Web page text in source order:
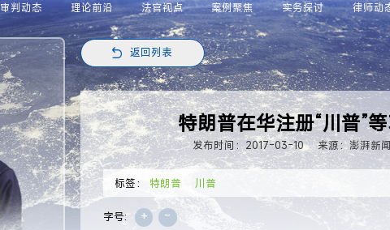
审判动态 理论前沿 法官视点 案例聚焦 实务探讨 律师动
返回列表
特朗普在华注册“川普”
发布时间：2017-03-10 来源：澎湃新
标签： 特朗普 川普
字号: + -